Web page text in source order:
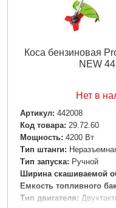
Коса бензиновая
NEW
Нет в
Артикул: 442008
Код товара: 29.72.60
Мощность: 4200 Вт
Тип штанги:
Тип запуска: Ручной
Ширина скашиваемой
Емкость топливного
Тип двигателя: